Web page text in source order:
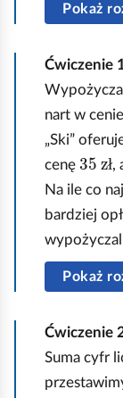
Pokaż
Ćwiczenie
nart w cenie
„Ski”
cenę
ł
35
zł ,
Na ile co
bardziej
Pokaż
Ćwiczenie
Suma cyfr